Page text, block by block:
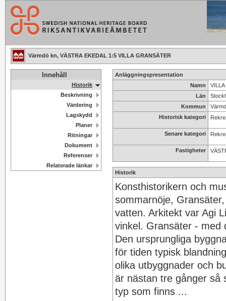
Värmdö kn, VÄSTRA EKEDAL 1:5 VILLA GRANSÄTER
Innehåll
Historik
Beskrivning
Värdering
Lagskydd
Planer
Ritningar
Dokument
Referenser
Relaterade länkar
Anläggningspresentation
Namn
Län
Kommun
Historisk kategori
Senare kategori
Fastigheter
Historik
Konsthistorikern och
sommarnöje,
vatten. Arkitekt var Agi
vinkel. Gransäter - med
Den ursprungliga
för tiden typisk
olika utbyggnader och
är nästan tre gånger så
typ som finns ...